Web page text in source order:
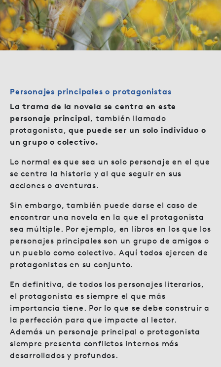
Personajes principales o protagonistas
La trama de la novela se centra en este
personaje principal, también llamado
protagonista,que puede ser un solo individuo o
un grupo o colectivo.
Lo normal es que sea un solo personaje en el que
se centra la historia y al que seguir en sus
acciones o aventuras.
Sin embargo, también puede darse el caso de
encontrar una novela en la que el protagonista
sea múltiple. Por ejemplo, en libros en los que los
personajes principales son un grupo de amigos o
un pueblo como colectivo. Aquí todos ejercen de
protagonistas en su conjunto.
En definitiva, de todos los personajes literarios,
el protagonista es siempre el que más
importancia tiene. Por lo que se debe construir a
la perfección para que impacte al lector.
Además un personaje principal o protagonista
siempre presenta conflictos internos más
desarrollados y profundos.